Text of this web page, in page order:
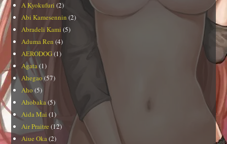
A Kyokufuri (2)
Abi Kamesennin (2)
Abradeli Kami (5)
Aduma Ren (4)
AERODOG(1)
Agata(1)
Ahegao(57)
Aho (5)
Ahobaka(5)
Aida Mai (1)
Air Praitre (12)
Aiue Oka(2)